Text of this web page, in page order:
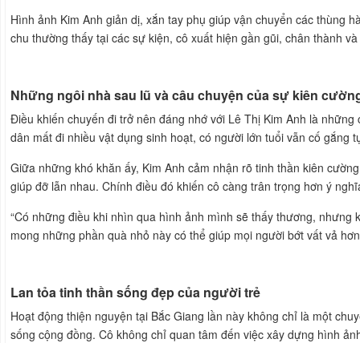
Hình ảnh Kim Anh giản dị, xắn tay phụ giúp vận chuyển các thùng
chu thường thấy tại các sự kiện, cô xuất hiện gần gũi, chân thành
Những ngôi nhà sau lũ và câu chuyện của sự kiên
Điều khiến chuyến đi trở nên đáng nhớ với Lê Thị Kim Anh là
dân mất đi nhiều vật dụng sinh hoạt, có người lớn tuổi vẫn cố gắng
Giữa những khó khăn ấy, Kim Anh cảm nhận rõ tinh thần kiên
giúp đỡ lẫn nhau. Chính điều đó khiến cô càng trân trọng hơn ý
“Có những điều khi nhìn qua hình ảnh mình sẽ thấy thương,
mong những phần quà nhỏ này có thể giúp mọi người bớt vất vả
Lan tỏa tinh thần sống đẹp của người trẻ
Hoạt động thiện nguyện tại Bắc Giang lần này không chỉ là một
sống cộng đồng. Cô không chỉ quan tâm đến việc xây dựng hình